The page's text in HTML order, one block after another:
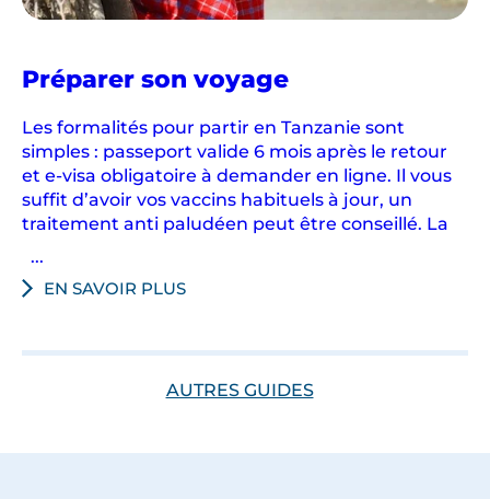
Préparer son voyageen
Les formalités pour partir en Tanzanie sont
simples : passeport valide 6 mois après le retour
et e-visa obligatoire à demander en ligne. Il vous
suffit d’avoir vos vaccins habituels à jour, un
traitement anti paludéen peut être conseillé. La
...
EN SAVOIR PLUS
AUTRES GUIDES